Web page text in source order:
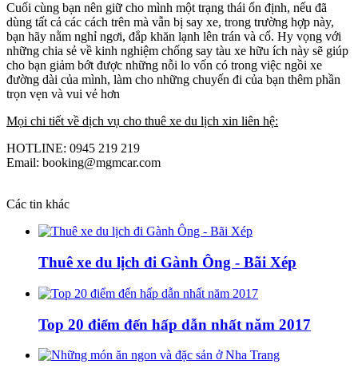
Cuối cùng bạn nên giữ cho mình một trạng thái ổn định, nếu đã
dùng tất cả các cách trên mà vẫn bị say xe, trong trường hợp này,
bạn hãy nằm nghỉ ngơi, đắp khăn lạnh lên trán và cổ. Hy vọng với
những chia sẻ về kinh nghiệm chống say tàu xe hữu ích này sẽ giúp
cho bạn giảm bớt được những nỗi lo vốn có trong việc ngồi xe
đường dài của mình, làm cho những chuyến đi của bạn thêm phần
trọn vẹn và vui vẻ hơn
Mọi chi tiết về dịch vụ cho thuê xe du lịch xin liên hệ:
HOTLINE: 0945 219 219
Email: booking@mgmcar.com
Các tin khác
Thuê xe du lịch đi Gành Ông - Bãi Xép
Top 20 điểm đến hấp dẫn nhất năm 2017